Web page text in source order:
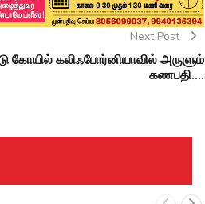
Next Post
கோயில் கலிஃபோர்னியாவில் அருளும்
கணபதி....